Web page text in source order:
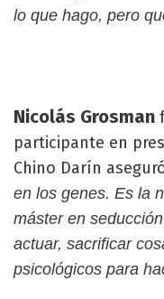
lo que hago, pero
Nicolás Grosman
participante en
Chino Darín
en los genes. Es la
máster en
actuar, sacrificar
psicológicos para